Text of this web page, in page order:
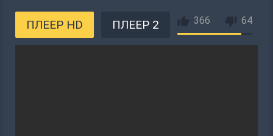
ПЛЕЕР HD ПЛЕЕР 2 366 64